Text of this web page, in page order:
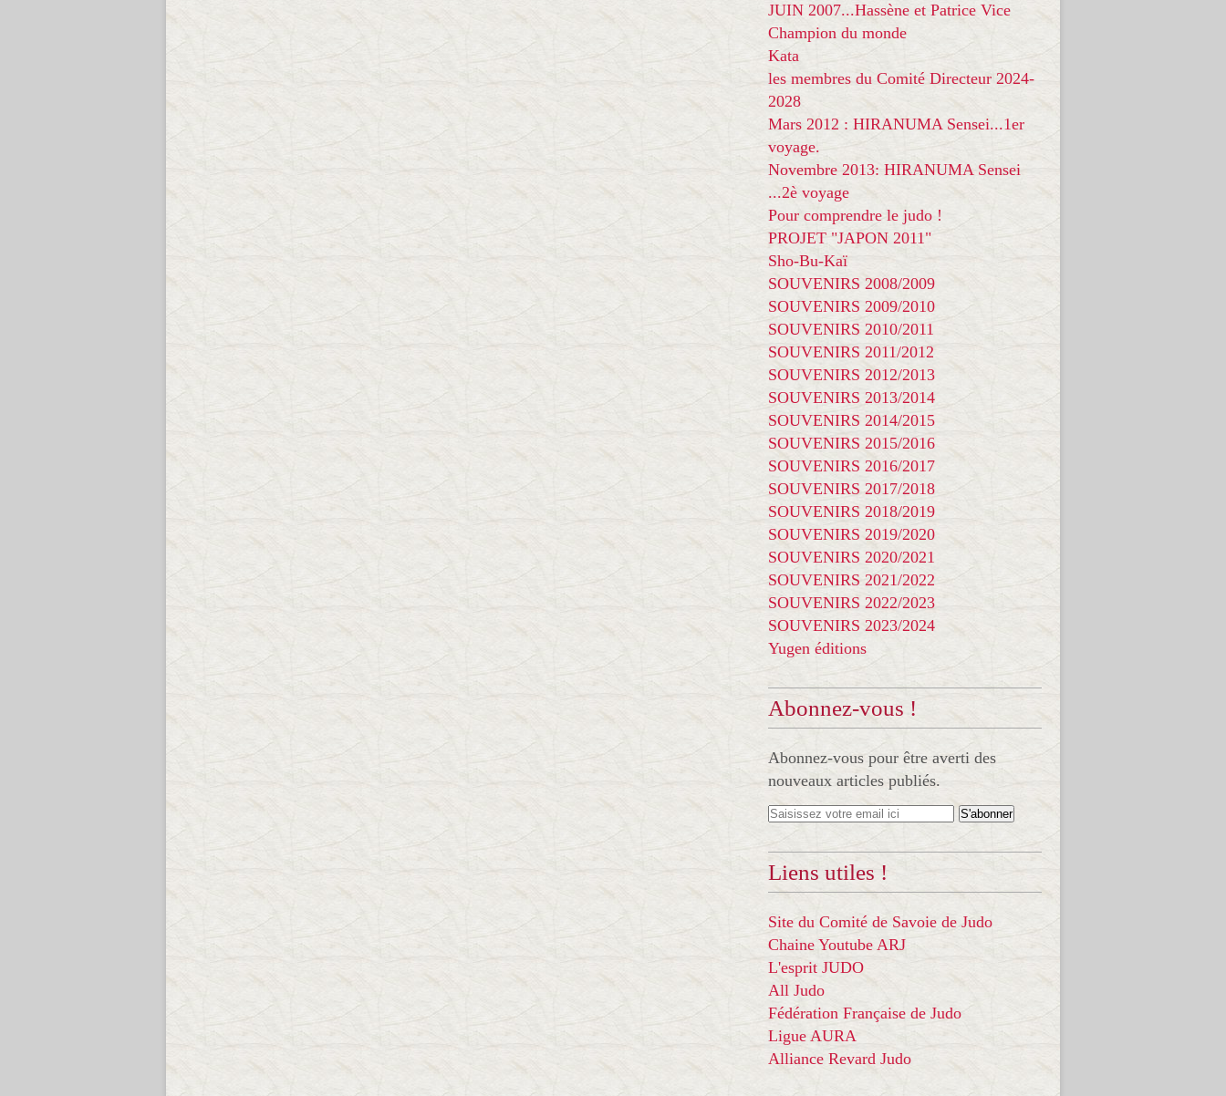
JUIN 2007...Hassène et Patrice Vice
Champion du monde
Kata
les membres du Comité Directeur 2024-
2028
Mars 2012 : HIRANUMA Sensei...1er
voyage.
Novembre 2013: HIRANUMA Sensei
...2è voyage
Pour comprendre le judo !
PROJET "JAPON 2011"
Sho-Bu-Kaï
SOUVENIRS 2008/2009
SOUVENIRS 2009/2010
SOUVENIRS 2010/2011
SOUVENIRS 2011/2012
SOUVENIRS 2012/2013
SOUVENIRS 2013/2014
SOUVENIRS 2014/2015
SOUVENIRS 2015/2016
SOUVENIRS 2016/2017
SOUVENIRS 2017/2018
SOUVENIRS 2018/2019
SOUVENIRS 2019/2020
SOUVENIRS 2020/2021
SOUVENIRS 2021/2022
SOUVENIRS 2022/2023
SOUVENIRS 2023/2024
Yugen éditions
Abonnez-vous !
Abonnez-vous pour être averti des
nouveaux articles publiés.
Liens utiles !
Site du Comité de Savoie de Judo
Chaine Youtube ARJ
L'esprit JUDO
All Judo
Fédération Française de Judo
Ligue AURA
Alliance Revard Judo